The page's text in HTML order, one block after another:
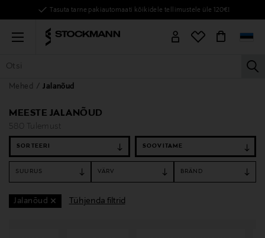
Tasuta tarne pakiautomaati kõikidele tellimustele üle 120€!
Menu
KÕIK TOOTED NAISED
Mehed Jalanõud
MEESTE JALANÕUD
580 Tulemust
SORTEERI
SUURUS VÄRV BRÄND
Jalanõud Tühjenda filtrid